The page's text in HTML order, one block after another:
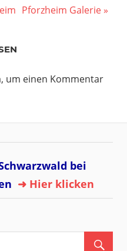
Nächster
Pforzheim Galerie
um einen Kommentar
bei
➜ Hier klicken